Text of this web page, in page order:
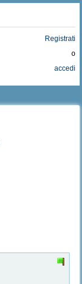
Registrati
o
accedi